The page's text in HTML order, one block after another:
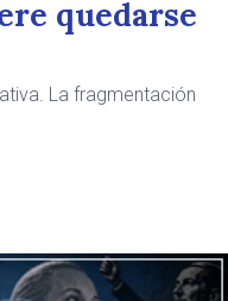
quedarse
La fragmentación